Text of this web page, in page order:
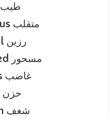
Kind طيب
Capricious متقلب
Stoical رزين
Enchanted مسحور
Furious غاضب
Grief حزن
Passion شغف